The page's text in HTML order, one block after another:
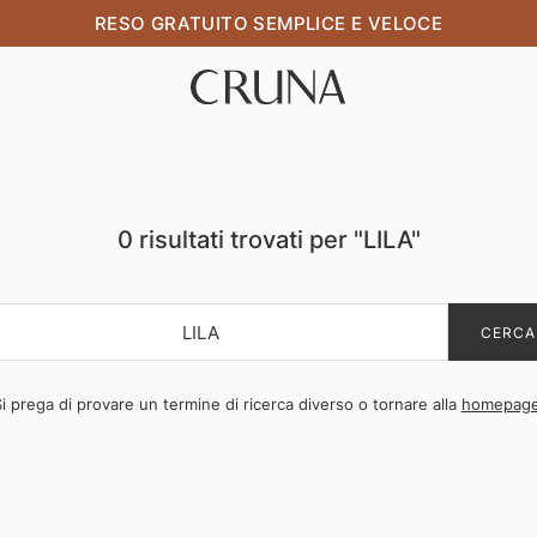
RESO GRATUITO SEMPLICE E VELOCE
Risultati
ricerca:
0 risultati trovati per "LILA"
CERCA
prega di provare un termine di ricerca diverso o tornare alla